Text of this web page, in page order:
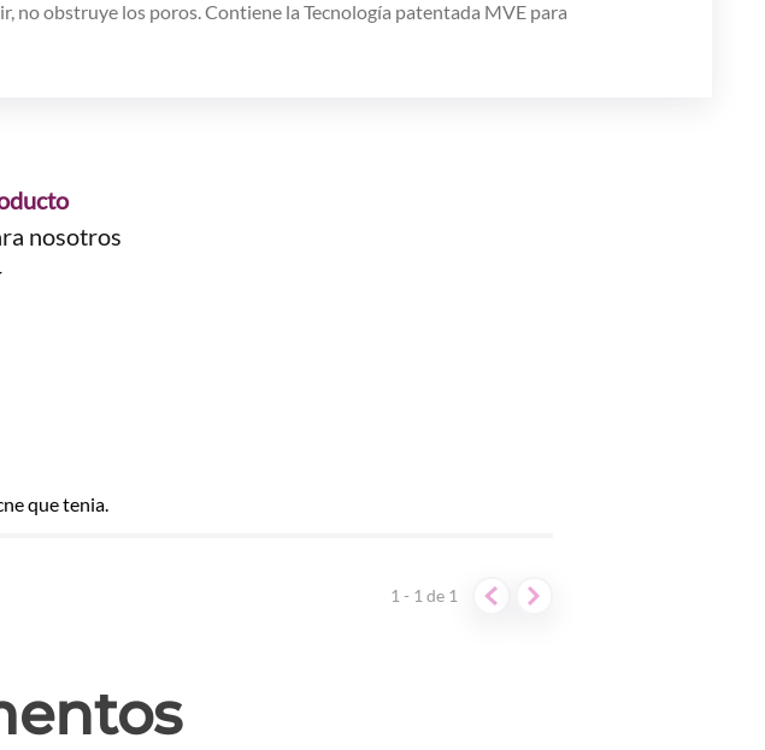
no obstruye los poros. Contiene la Tecnología patentada MVE para
nosotros
que tenia.
1 - 1de 1